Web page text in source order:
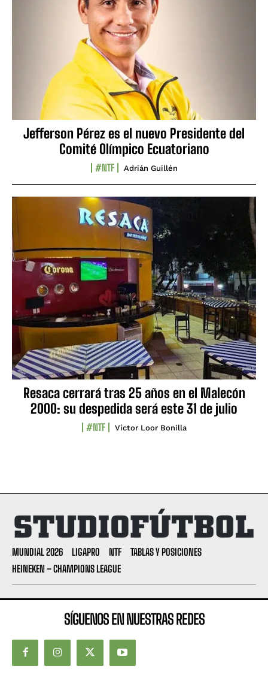
Jefferson Pérez es el nuevo Presidente del
Comité Olímpico Ecuatoriano
#NTF Adrián Guillén
Resaca cerrará tras 25 años en el Malecón
2000: su despedida será este 31 de julio
#NTF Víctor Loor Bonilla
MUNDIAL 2026 LIGAPRO NTF
TABLAS Y POSICIONES
HEINEKEN – CHAMPIONS LEAGUE
SÍGUENOS EN NUESTRAS REDES